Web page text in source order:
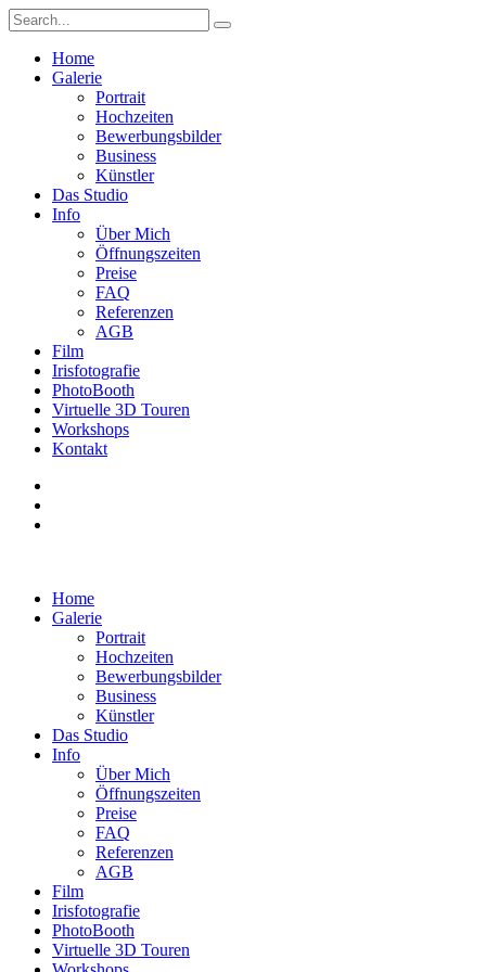
Home
Galerie
Portrait
Hochzeiten
Bewerbungsbilder
Business
Künstler
Das Studio
Info
Über Mich
Öffnungszeiten
Preise
FAQ
Referenzen
AGB
Film
Irisfotografie
PhotoBooth
Virtuelle 3D Touren
Workshops
Kontakt
Home
Galerie
Portrait
Hochzeiten
Bewerbungsbilder
Business
Künstler
Das Studio
Info
Über Mich
Öffnungszeiten
Preise
FAQ
Referenzen
AGB
Film
Irisfotografie
PhotoBooth
Virtuelle 3D Touren